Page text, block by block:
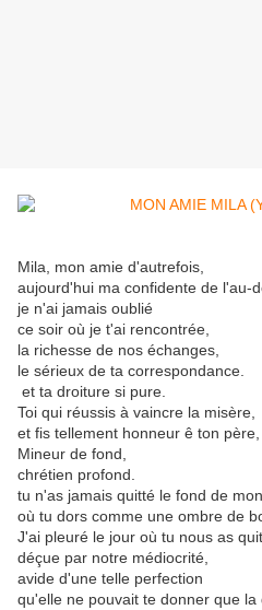
Mila, mon amie d'autrefois,
aujourd'hui ma confidente de l'au-
je n'ai jamais oublié
ce soir où je t'ai rencontrée,
la richesse de nos échanges,
le sérieux de ta correspondance.
et ta droiture si pure.
Toi qui réussis à vaincre la misère,
et fis tellement honneur ê ton père,
Mineur de fond,
chrétien profond.
tu n'as jamais quitté le fond de
où tu dors comme une ombre de
J'ai pleuré le jour où tu nous as
déçue par notre médiocrité,
avide d'une telle perfection
qu'elle ne pouvait te donner que la